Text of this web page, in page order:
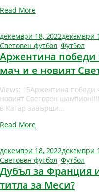
Read More
декември 18, 2022декември
Световен футбол, Футбол
Аржентина
мач и е новият
Views: 15Аржентина
новият Световен
в Катар завърши…
Read More
декември 18, 2022декември
Световен футбол, Футбол
Дубъл за Франция
титла за Меси?